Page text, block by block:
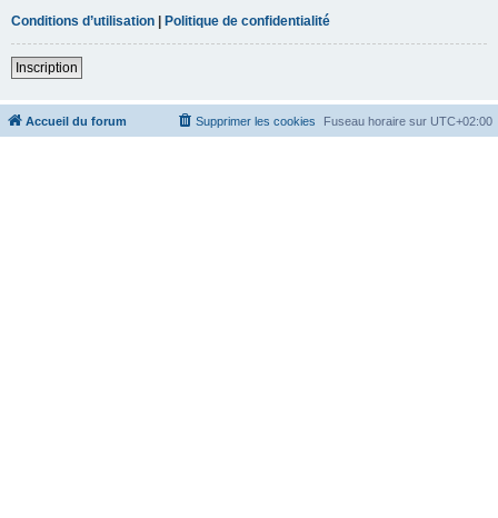
Conditions d’utilisation
Politique de confidentialité
Inscription
Accueil du forum Fuseau horaire sur UTC+02:00
Supprimer les cookies